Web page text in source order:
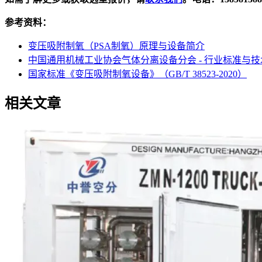
参考资料：
变压吸附制氧（PSA制氧）原理与设备简介
中国通用机械工业协会气体分离设备分会 - 行业标准与技
国家标准《变压吸附制氧设备》（GB/T 38523-2020）
相关文章